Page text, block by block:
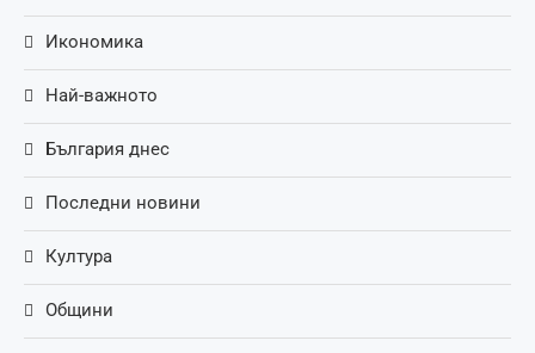
Икономика
Най-важното
България днес
Последни новини
Култура
Общини